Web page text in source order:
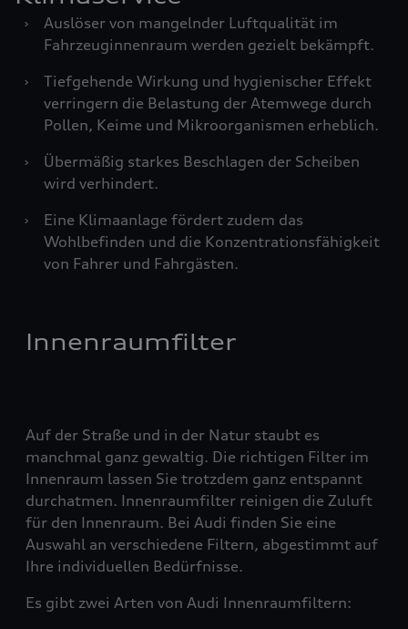
›
Auslöser von mangelnder Luftqualität im
Fahrzeuginnenraum werden gezielt bekämpft.
›
Tiefgehende Wirkung und hygienischer Effekt
verringern die Belastung der Atemwege durch
Pollen, Keime und Mikroorganismen erheblich.
›
Übermäßig starkes Beschlagen der Scheiben
wird verhindert.
›
Eine Klimaanlage fördert zudem das
Wohlbefinden und die Konzentrationsfähigkeit
von Fahrer und Fahrgästen.
Innenraumfilter
Auf der Straße und in der Natur staubt es
manchmal ganz gewaltig. Die richtigen Filter im
Innenraum lassen Sie trotzdem ganz entspannt
durchatmen. Innenraumfilter reinigen die Zuluft
für den Innenraum. Bei Audi finden Sie eine
Auswahl an verschiedene Filtern, abgestimmt auf
Ihre individuellen Bedürfnisse.
Es gibt zwei Arten von Audi Innenraumfiltern: